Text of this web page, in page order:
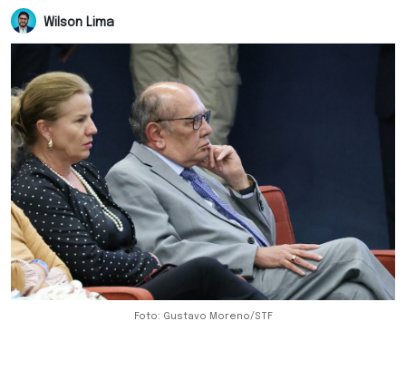
Wilson Lima
Foto: Gustavo Moreno/STF